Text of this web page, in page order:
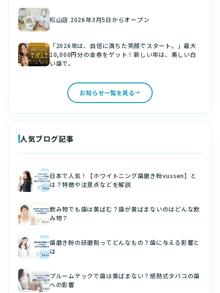
松山店 2026年3月5日からオープン
「2026年は、自信に満ちた笑顔でスタート。」最大
10,000円分の金券をゲット！新しい年は、美しい白
い歯で。
お知らせ一覧を見る
人気ブログ記事
日本で人気！【ホワイトニング歯磨き粉vussen】と
は？特徴や注意点などを解説
飲み物でも歯は黄ばむ？歯が黄ばまないのはどんな飲
み物？
歯磨き粉の研磨剤ってどんなもの？歯に与える影響と
は
プルームテックで歯は黄ばまない？感熱式タバコの歯
への影響